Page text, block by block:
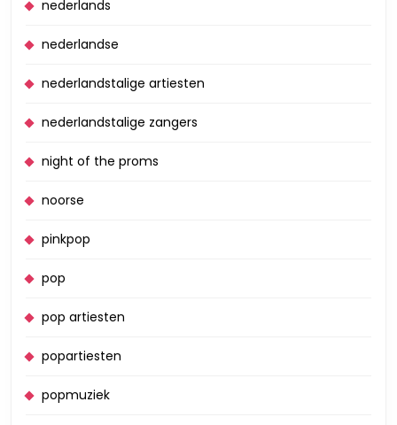
nederlands
nederlandse
nederlandstalige artiesten
nederlandstalige zangers
night of the proms
noorse
pinkpop
pop
pop artiesten
popartiesten
popmuziek